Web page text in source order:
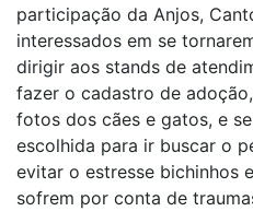
participação da Anjos,
interessados em se
dirigir aos stands de
fazer o cadastro de
fotos dos cães e gatos, e
escolhida para ir buscar o
evitar o estresse bichinhos
sofrem por conta de